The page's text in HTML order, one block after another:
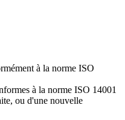
à la norme ISO
à la norme ISO 14001
ou d'une nouvelle